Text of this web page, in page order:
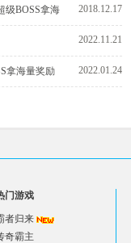
级BOSS拿海 2018.12.17
2022.11.21
拿海量奖励 2022.01.24
门游戏
者归来
奇霸主